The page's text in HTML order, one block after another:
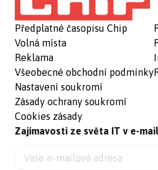
Předplatné časopisu Chip
Volná místa
Reklama
Všeobecné obchodní podmínky
Nastavení soukromí
Zásady ochrany soukromí
Cookies zásady
Zajímavosti ze světa IT v e-